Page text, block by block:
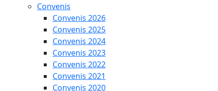
Convenis
Convenis 2026
Convenis 2025
Convenis 2024
Convenis 2023
Convenis 2022
Convenis 2021
Convenis 2020